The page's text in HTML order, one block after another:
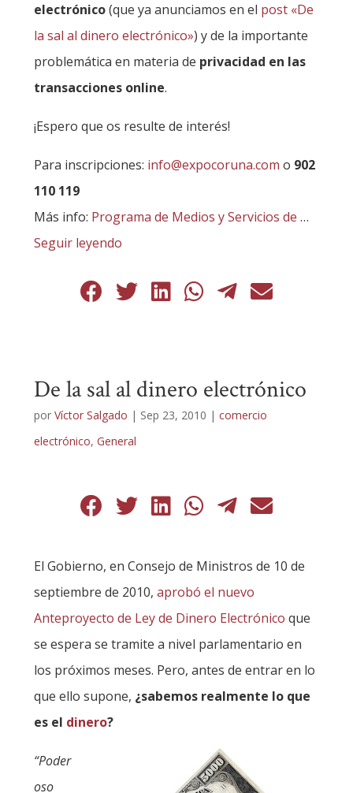
electrónico(que ya anunciamos en el post «De
la sal al dinero electrónico») y de la importante
problemática en materia de privacidad en las
transacciones online.
¡Espero que os resulte de interés!
Para inscripciones: info@expocoruna.com o 902
110 119
Más info: Programa de Medios y Servicios de …
Seguir leyendo
De la sal al dinero electrónico
por Víctor Salgado | Sep 23, 2010 | comercio
electrónico, General
El Gobierno, en Consejo de Ministros de 10 de
septiembre de 2010, aprobó el nuevo
Anteproyecto de Ley de Dinero Electrónico que
se espera se tramite a nivel parlamentario en
los próximos meses. Pero, antes de entrar en lo
que ello supone, ¿sabemos realmente lo que
es el dinero?
“Poder
oso